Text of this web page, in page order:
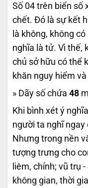
Số 04 trên biển số
chết. Đó là sự kết
là không, không
nghĩa là tử. Vì thế,
chủ sở hữu có thể
khăn nguy hiểm
» Dãy số chứa 48
Khi bình xét ý
người ta nghĩ ngay
Nhưng trong nền
tượng trưng cho
liêm, chính; vũ trụ
không gian, thời